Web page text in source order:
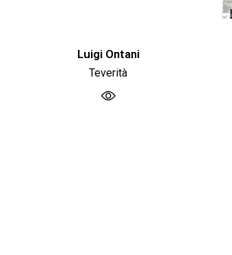
Luigi Ontani
Teverità